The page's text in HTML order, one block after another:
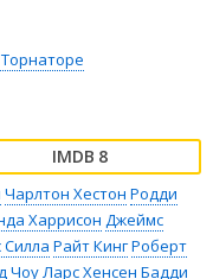
8
Чарлтон Хестон Родди
Харрисон Джеймс
Райт КингРоберт
ЧоуЛарс Хенсен Бадди